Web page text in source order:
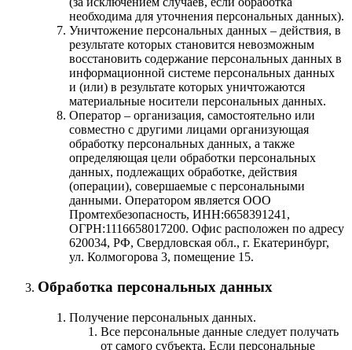
необходима для уточнения персональных данных).
Уничтожение персональных данных – действия, в
результате которых становится невозможным
восстановить содержание персональных данных в
информационной системе персональных данных
и (или) в результате которых уничтожаются
материальные носители персональных данных.
Оператор – организация, самостоятельно или
совместно с другими лицами организующая
обработку персональных данных, а также
определяющая цели обработки персональных
данных, подлежащих обработке, действия
(операции), совершаемые с персональными
данными. Оператором является ООО
Промтехбезопасность, ИНН:6658391241,
ОГРН:1116658017200. Офис расположен по адресу
620034, РФ, Свердловская обл., г. Екатеринбург,
ул. Колмогорова 3, помещение 15.
Обработка персональных данных
Получение персональных данных.
Все персональные данные следует получать
от самого субъекта. Если персональные